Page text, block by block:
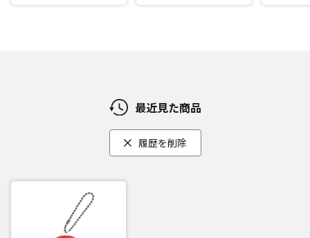
最近見た商品
履歴を削除